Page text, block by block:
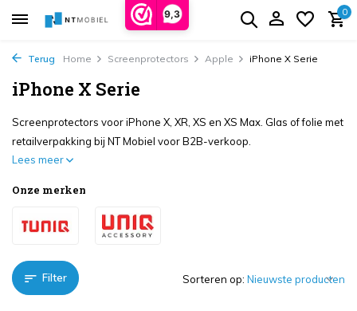
9,3 0
Terug Home Screenprotectors Apple iPhone X Serie
iPhone X Serie
Screenprotectors voor iPhone X, XR, XS en XS Max. Glas of folie met
retailverpakking bij NT Mobiel voor B2B-verkoop.
Lees meer
Onze merken
Filter Sorteren op: